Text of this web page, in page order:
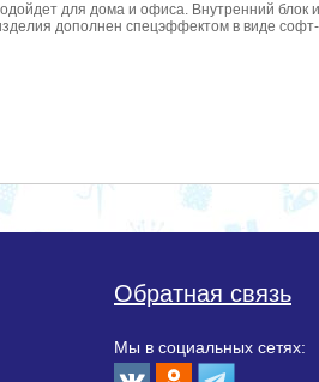
для дома и офиса. Внутренний блок
дополнен спецэффектом в виде
Обратная связь
Мы в социальных сетях: